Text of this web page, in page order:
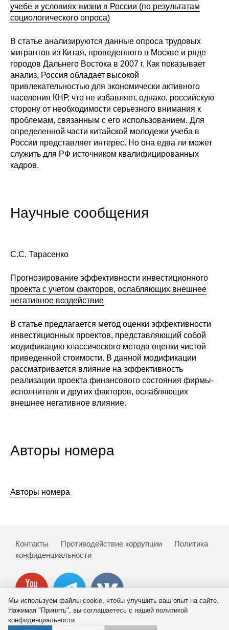
учебе и условиях жизни в России (по результатам
социологического опроса)
В статье анализируются данные опроса трудовых
мигрантов из Китая, проведенного в Москве и ряде
городов Дальнего Востока в 2007 г. Как показывает
анализ, Россия обладает высокой
привлекательностью для экономически активного
населения КНР, что не избавляет, однако, российскую
сторону от необходимости серьезного внимания к
проблемам, связанным с его использованием. Для
определенной части китайской молодежи учеба в
России представляет интерес. Но она едва ли может
служить для РФ источником квалифицированных
кадров.
Научные сообщения
С.С. Тарасенко
Прогнозирование эффективности инвестиционного
проекта с учетом факторов, ослабляющих внешнее
негативное воздействие
В статье предлагается метод оценки эффективности
инвестиционных проектов, представляющий собой
модификацию классического метода оценки чистой
приведенной стоимости. В данной модификации
рассматривается влияние на эффективность
реализации проекта финансового состояния фирмы-
исполнителя и других факторов, ослабляющих
внешнее негативное влияние.
Авторы номера
Авторы номера
Контакты Противодействие коррупции
Политика
конфиденциальности
Мы используем файлы cookie, чтобы улучшить ваш опыт на сайте.
Нажимая "Принять", вы соглашаетесь с нашей политикой
конфиденциальности.